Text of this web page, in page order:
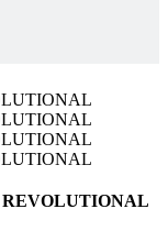
REVOLUTIONAL